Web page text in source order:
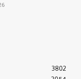
3802